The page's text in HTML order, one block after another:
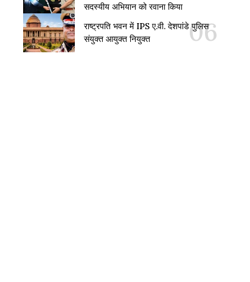
सदस्यीय अभियान को रवाना किया
राष्ट्रपति भवन में IPS ए.वी. देशपांडे पुलिस
संयुक्त आयुक्त नियुक्त